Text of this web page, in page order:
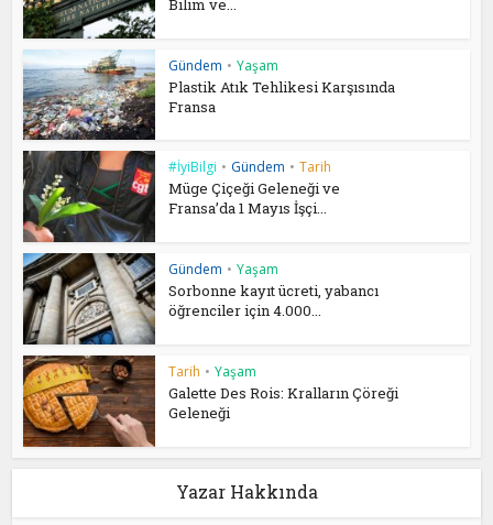
Bilim ve...
Gündem • Yaşam
Plastik Atık Tehlikesi Karşısında
Fransa
#İyiBilgi • Gündem • Tarih
Müge Çiçeği Geleneği ve
Fransa’da 1 Mayıs İşçi...
Gündem • Yaşam
Sorbonne kayıt ücreti, yabancı
öğrenciler için 4.000...
Tarih • Yaşam
Galette Des Rois: Kralların Çöreği
Geleneği
Yazar Hakkında